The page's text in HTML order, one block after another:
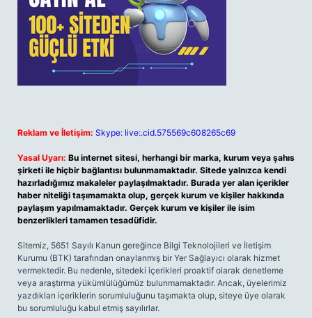
Reklam ve İletişim: Skype: live:.cid.575569c608265c69
Yasal Uyarı: Bu internet sitesi, herhangi bir marka, kurum veya şahıs
şirketi ile hiçbir bağlantısı bulunmamaktadır. Sitede yalnızca kendi
hazırladığımız makaleler paylaşılmaktadır. Burada yer alan içerikler
haber niteliği taşımamakta olup, gerçek kurum ve kişiler hakkında
paylaşım yapılmamaktadır. Gerçek kurum ve kişiler ile isim
benzerlikleri tamamen tesadüfidir.
Sitemiz, 5651 Sayılı Kanun gereğince Bilgi Teknolojileri ve İletişim
Kurumu (BTK) tarafından onaylanmış bir Yer Sağlayıcı olarak hizmet
vermektedir. Bu nedenle, sitedeki içerikleri proaktif olarak denetleme
veya araştırma yükümlülüğümüz bulunmamaktadır. Ancak, üyelerimiz
yazdıkları içeriklerin sorumluluğunu taşımakta olup, siteye üye olarak
bu sorumluluğu kabul etmiş sayılırlar.